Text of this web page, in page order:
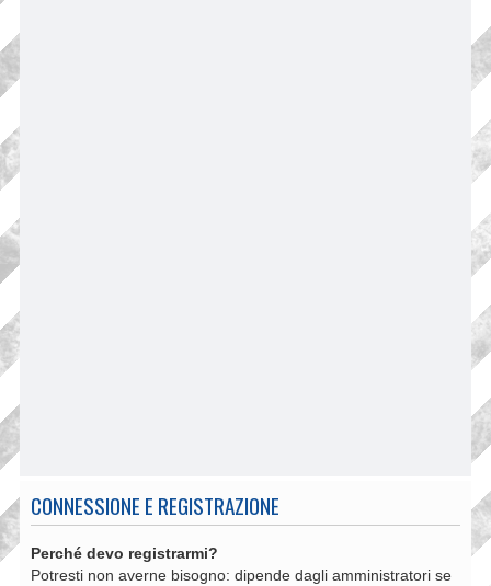
CONNESSIONE E REGISTRAZIONE
Perché devo registrarmi?
Potresti non averne bisogno: dipende dagli amministratori se